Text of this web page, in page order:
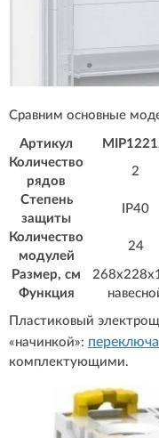
Сравним основные
Артикул
Количество
рядов
2
Степень
защиты
IP40
Количество
модулей
24
Размер, см
Функция
Пластиковый
«начинкой»:
комплектующими.